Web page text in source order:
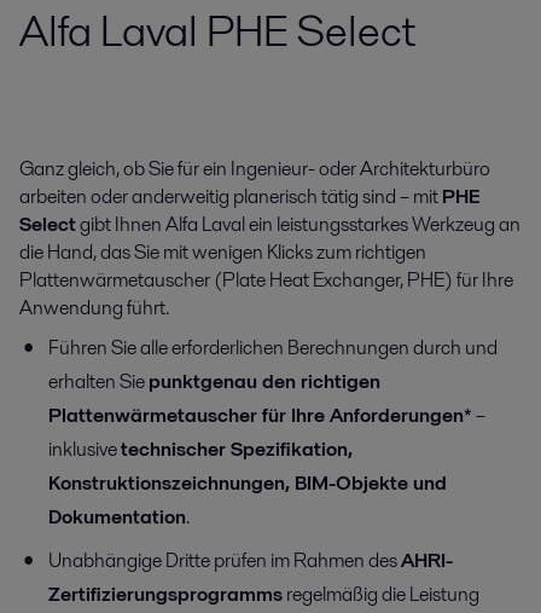
Alfa Laval PHE Select
Ganz gleich, ob Sie für ein Ingenieur- oder Architekturbüro
arbeiten oder anderweitig planerisch tätig sind – mitPHE
Selectgibt Ihnen Alfa Laval ein leistungsstarkes Werkzeug an
die Hand, das Sie mit wenigen Klicks zum richtigen
Plattenwärmetauscher (Plate Heat Exchanger, PHE) für Ihre
Anwendung führt.
Führen Sie alle erforderlichen Berechnungen durch und
erhalten Siepunktgenau den richtigen
Plattenwärmetauscher für Ihre Anforderungen*–
inklusivetechnischer Spezifikation,
Konstruktionszeichnungen, BIM-Objekte und
Dokumentation.
Unabhängige Dritte prüfen im Rahmen desAHRI-
Zertifizierungsprogrammsregelmäßig die Leistung